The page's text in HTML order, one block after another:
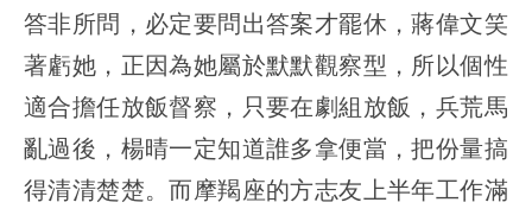
答非所問，必定要問出答案才罷休，蔣偉文笑
著虧她，正因為她屬於默默觀察型，所以個性
適合擔任放飯督察，只要在劇組放飯，兵荒馬
亂過後，楊晴一定知道誰多拿便當，把份量搞
得清清楚楚。而摩羯座的方志友上半年工作滿